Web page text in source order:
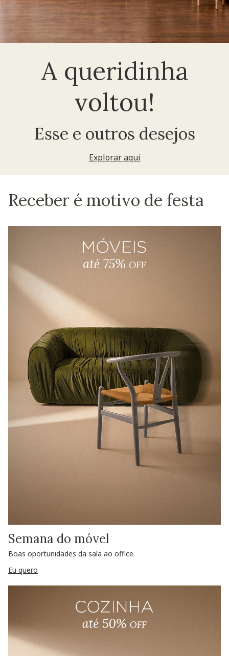
A queridinha
voltou!
Esse e outros desejos
Explorar aqui
Receber é motivo de festa
Semana do móvel
Boas oportunidades da sala ao office
Eu quero